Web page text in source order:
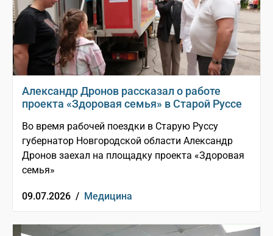
Александр Дронов рассказал о работе
проекта «Здоровая семья» в Старой Руссе
Во время рабочей поездки в Старую Руссу
губернатор Новгородской области Александр
Дронов заехал на площадку проекта «Здоровая
семья»
09.07.2026 / Медицина